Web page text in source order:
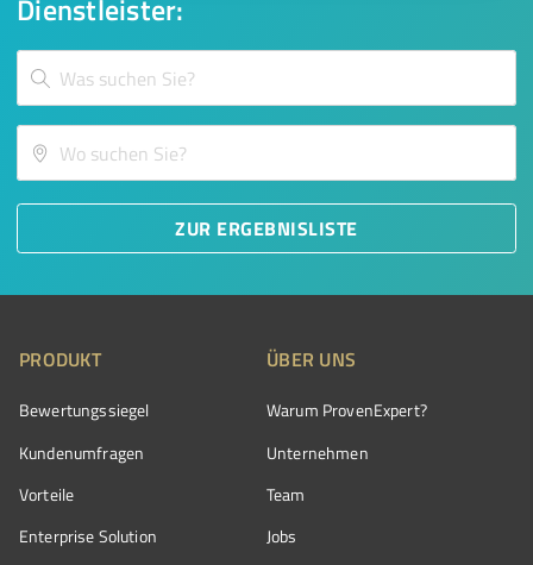
Dienstleister:
ZUR ERGEBNISLISTE
PRODUKT
Bewertungssiegel
Kundenumfragen
Vorteile
Enterprise Solution
ÜBER UNS
Warum ProvenExpert?
Unternehmen
Team
Jobs